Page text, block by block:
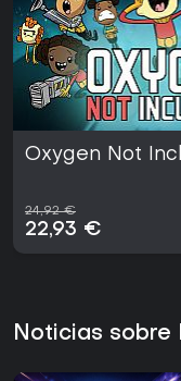
Oxygen Not
24,92 €
22,93 €
Noticias sobre